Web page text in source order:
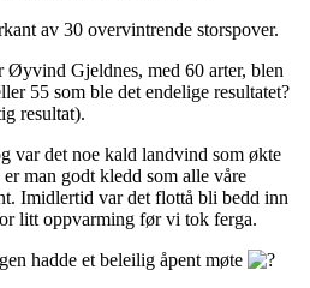
av 30 overvintrende storspover.
Øyvind Gjeldnes, med 60 arter, blen
55 som ble det endelige resultatet?
resultat).
var det noe kald landvind som økte
man godt kledd som alle våre
Imidlertid var det flottå bli bedd inn
litt oppvarming før vi tok ferga.
hadde et beleilig åpent møte